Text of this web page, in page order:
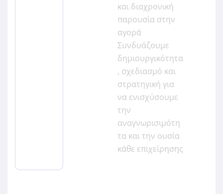
και διαχρονική
παρουσία στην
αγορά
Συνδυάζουμε
δημιουργικότητα
, σχεδιασμό και
στρατηγική για
να ενισχύσουμε
την
αναγνωρισιμότη
τα και την ουσία
κάθε επιχείρησης